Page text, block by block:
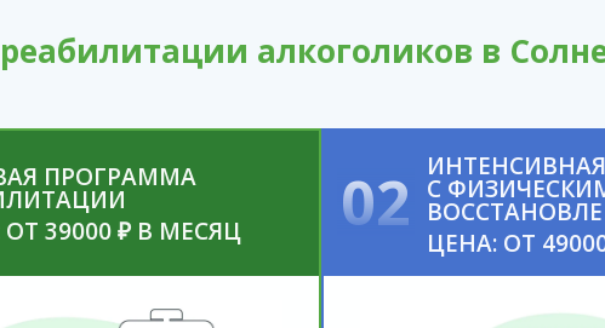
алкоголиков в
ПРОГРАММА
39000 ₽ В МЕСЯЦ
02 С
ЦЕНА: ОТ